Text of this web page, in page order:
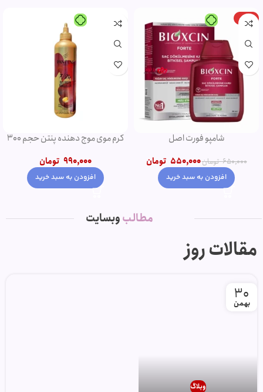
-15%
شامپو فورت اصل
650,000 تومان550,000 تومان
افزودن به سبد خرید
کرم موی موج دهنده پنتن حجم 300
990,000 تومان
افزودن به سبد خرید
مطالبوبسایت
مقالات روز
30
بهمن
وبلاگ